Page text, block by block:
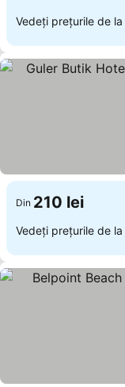
Vedeți prețurile de la
Din 210 lei
Vedeți prețurile de la